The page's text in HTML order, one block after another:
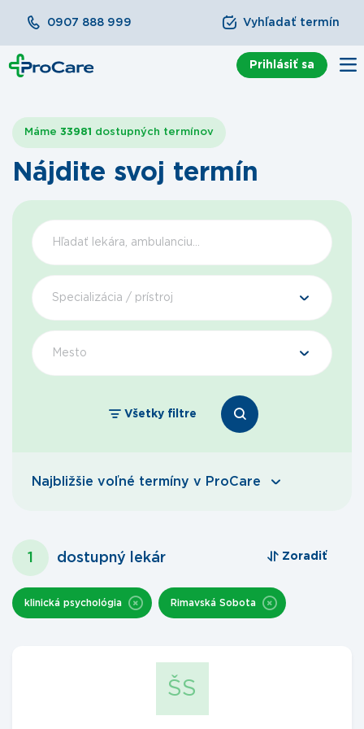
0907 888 999 Vyhľadať termín
Prihlásiť sa
Nájdite svoj termín
Máme 33981 dostupných termínov
Špecializácia / prístroj
Mesto
Všetky filtre
Najbližšie voľné termíny v ProCare
1 dostupný lekár Zoradiť
klinická psychológia Rimavská Sobota
ŠS